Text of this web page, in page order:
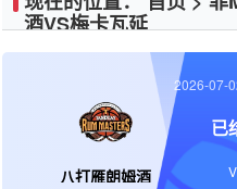
酒VS梅卡瓦延
八打雁朗姆酒
2026-07-
已